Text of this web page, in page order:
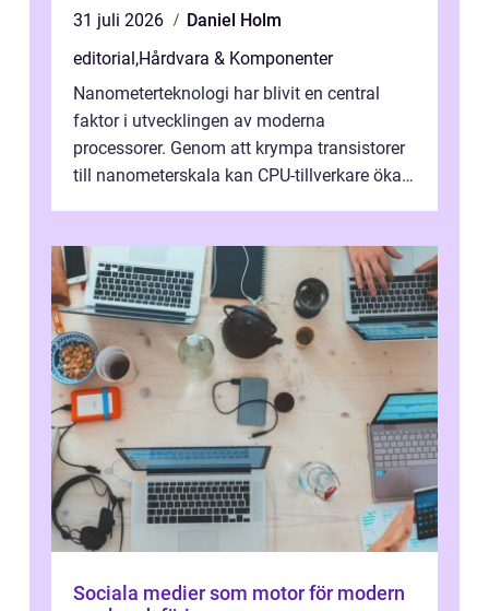
31 juli 2026
Daniel Holm
editorial,Hårdvara & Komponenter
Nanometerteknologi har blivit en central
faktor i utvecklingen av moderna
processorer. Genom att krympa transistorer
till nanometerskala kan CPU-tillverkare öka
Sociala medier som motor för modern